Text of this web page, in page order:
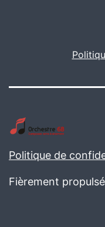
Politique de
Fièrement